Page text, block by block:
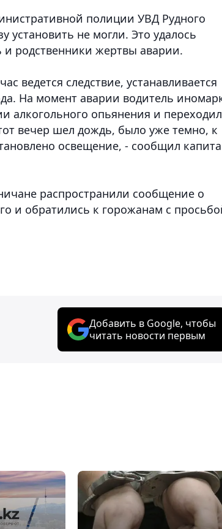
полиции УВД Рудного
установить не могли. Это удалось
и родственники жертвы аварии.
ведется следствие, устанавливается
На момент аварии водитель
алкогольного опьянения и переходил
вечер шел дождь, было уже темно, к
освещение, - сообщил
распространили сообщение о
и обратились к горожанам с
Добавить в Google, чтобы
читать новости первым